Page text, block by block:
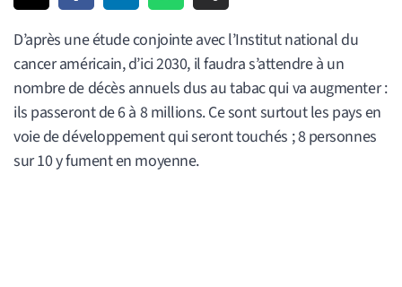
D’après une étude conjointe avec l’Institut national du
cancer américain, d’ici 2030, il faudra s’attendre à un
nombre de décès annuels dus au tabac qui va augmenter :
ils passeront de 6 à 8 millions. Ce sont surtout les pays en
voie de développement qui seront touchés ; 8 personnes
sur 10 y fument en moyenne.